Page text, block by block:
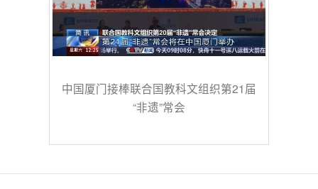
中国厦门接棒联合国教科文组织第21届
“非遗”常会